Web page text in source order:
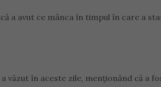
a avut ce mânca în timpul în care a
văzut în aceste zile, menționând că a